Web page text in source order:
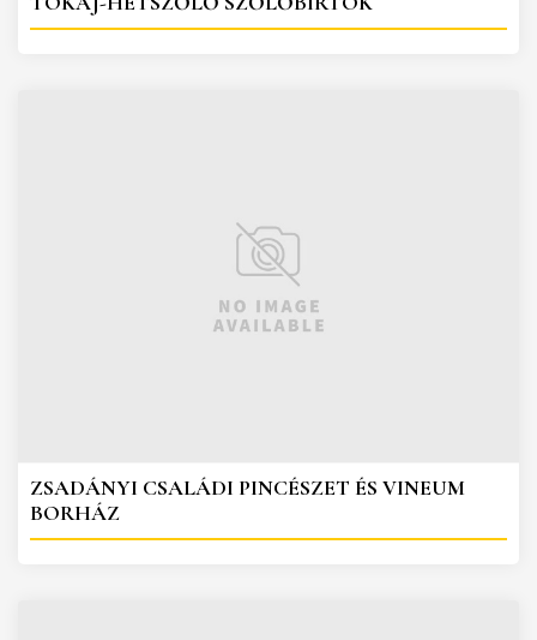
ZSADÁNYI CSALÁDI PINCÉSZET ÉS VINEUM
BORHÁZ